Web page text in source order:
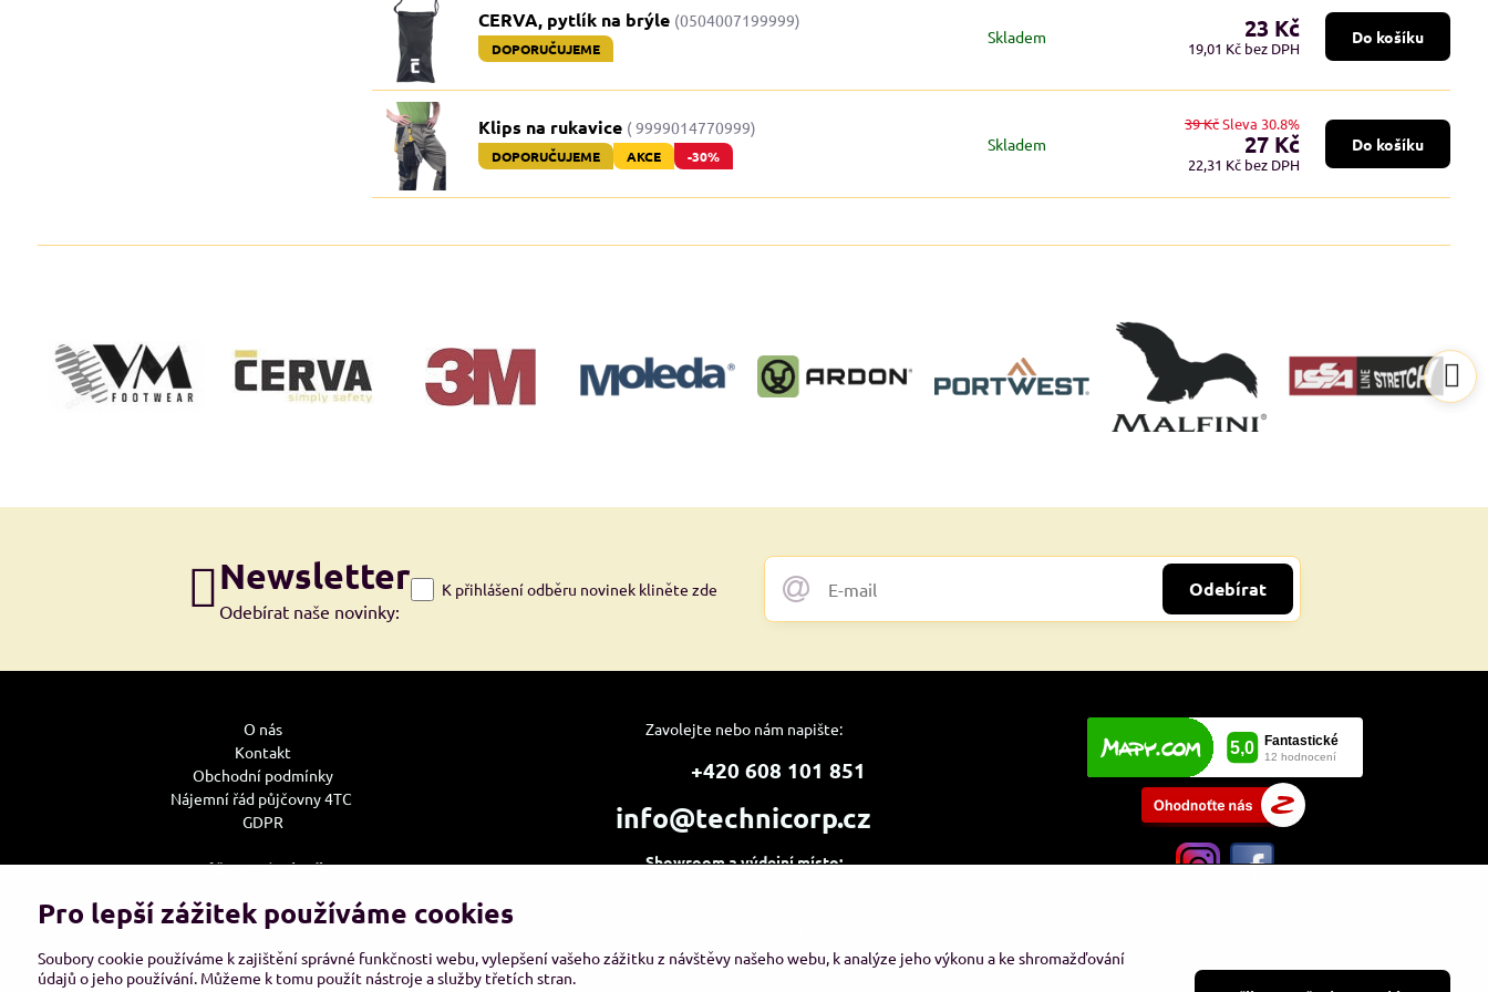
CERVA, pytlík na brýle (0504007199999)
DOPORUČUJEME
Skladem 23 Kč
19,01 Kč bez DPH
Do košíku
Klips na rukavice ( 9999014770999)
DOPORUČUJEME AKCE -30%
Skladem 27 Kč
22,31 Kč bez DPH
39 KčSleva 30.8%
Do košíku
Newsletter
Odebírat naše novinky:
Odebírat
K přihlášení odběru novinek kliněte zde
O nás
Kontakt
Obchodní podmínky
Nájemní řád půjčovny 4TC
GDPR
Může se Vám hodit:
Doprava
Tabulky velikostí oděvů bot a rukavic
Tabulky nosností vázacích prostředků
Zavolejte nebo nám napište:
+420 608 101 851
info@technicorp.cz
Showroom a výdejní místo:
Pro lepší zážitek používáme cookies
Soubory cookie používáme k zajištění správné funkčnosti webu, vylepšení vašeho zážitku z návštěvy našeho webu, k analýze jeho výkonu a ke shromažďování
údajů o jeho používání. Můžeme k tomu použít nástroje a služby třetích stran.